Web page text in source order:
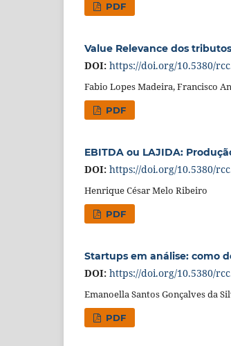
PDF
Value Relevance dos
DOI: https://doi.org/10.5380/
Fabio Lopes Madeira, Francisco
PDF
EBITDA ou LAJIDA:
DOI: https://doi.org/10.5380/
Henrique César Melo Ribeiro
PDF
Startups em análise: como
DOI: https://doi.org/10.5380/
Emanoella Santos Gonçalves da
PDF